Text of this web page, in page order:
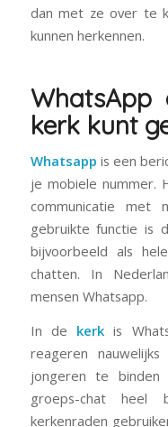
dan met ze over te
kunnen herkennen.
kerk kunt
Whatsapp is een
je mobiele nummer.
communicatie met
gebruikte functie is
bijvoorbeeld als
chatten. In
mensen Whatsapp.
In de kerkis
reageren
jongeren te
groeps-chat heel
kerkenraden